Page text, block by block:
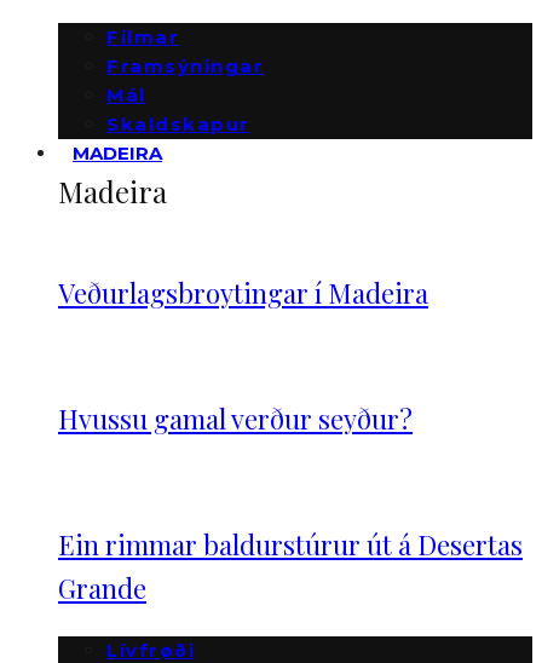
Filmar
Framsýningar
Mál
Skaldskapur
MADEIRA
Madeira
Veðurlagsbroytingar í Madeira
Hvussu gamal verður seyður?
Ein rimmar baldurstúrur út á Desertas
Grande
Lívfrøði